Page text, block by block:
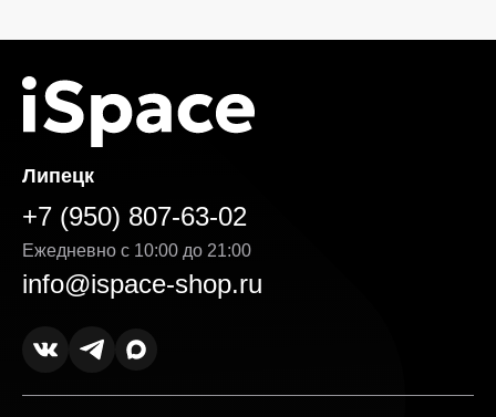
Липецк
+7 (950) 807-63-02
Ежедневно с 10:00 до 21:00
info@ispace-shop.ru